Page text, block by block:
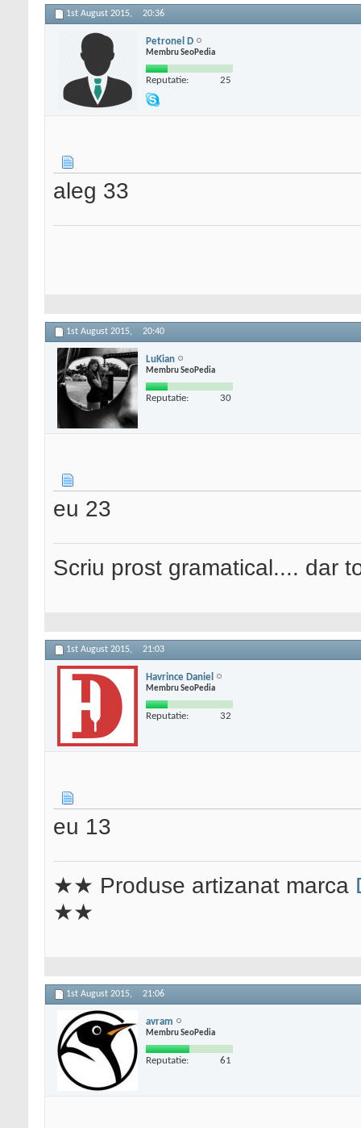
1st August 2015, 20:36
Petronel D
Membru SeoPedia
Reputatie: 25
aleg 33
1st August 2015, 20:40
LuKian
Membru SeoPedia
Reputatie: 30
eu 23
Scriu prost gramatical.... dar
1st August 2015, 21:03
Havrince Daniel
Membru SeoPedia
Reputatie: 32
eu 13
★★ Produse artizanat marca
★★
1st August 2015, 21:06
avram
Membru SeoPedia
Reputatie: 61